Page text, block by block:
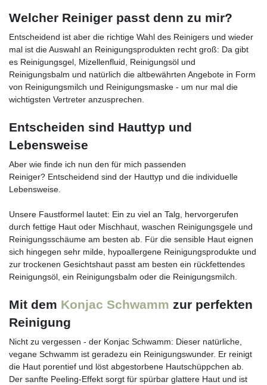
Welcher Reiniger passt denn zu mir?
Entscheidend ist aber die richtige Wahl des Reinigers und wieder
mal ist die Auswahl an Reinigungsprodukten recht groß: Da gibt
es Reinigungsgel, Mizellenfluid, Reinigungsöl und
Reinigungsbalm und natürlich die altbewährten Angebote in Form
von Reinigungsmilch und Reinigungsmaske - um nur mal die
wichtigsten Vertreter anzusprechen.
Entscheiden sind Hauttyp und
Lebensweise
Aber wie finde ich nun den für mich passenden
Reiniger? Entscheidend sind der Hauttyp und die individuelle
Lebensweise.
Unsere Faustformel lautet: Ein zu viel an Talg, hervorgerufen
durch fettige Haut oder Mischhaut, waschen Reinigungsgele und
Reinigungsschäume am besten ab. Für die sensible Haut eignen
sich hingegen sehr milde, hypoallergene Reinigungsprodukte und
zur trockenen Gesichtshaut passt am besten ein rückfettendes
Reinigungsöl, ein Reinigungsbalm oder die Reinigungsmilch.
Mit dem Konjac Schwamm zur perfekten
Reinigung
Nicht zu vergessen - der Konjac Schwamm: Dieser natürliche,
vegane Schwamm ist geradezu ein Reinigungswunder. Er reinigt
die Haut porentief und löst abgestorbene Hautschüppchen ab.
Der sanfte Peeling-Effekt sorgt für spürbar glattere Haut und ist